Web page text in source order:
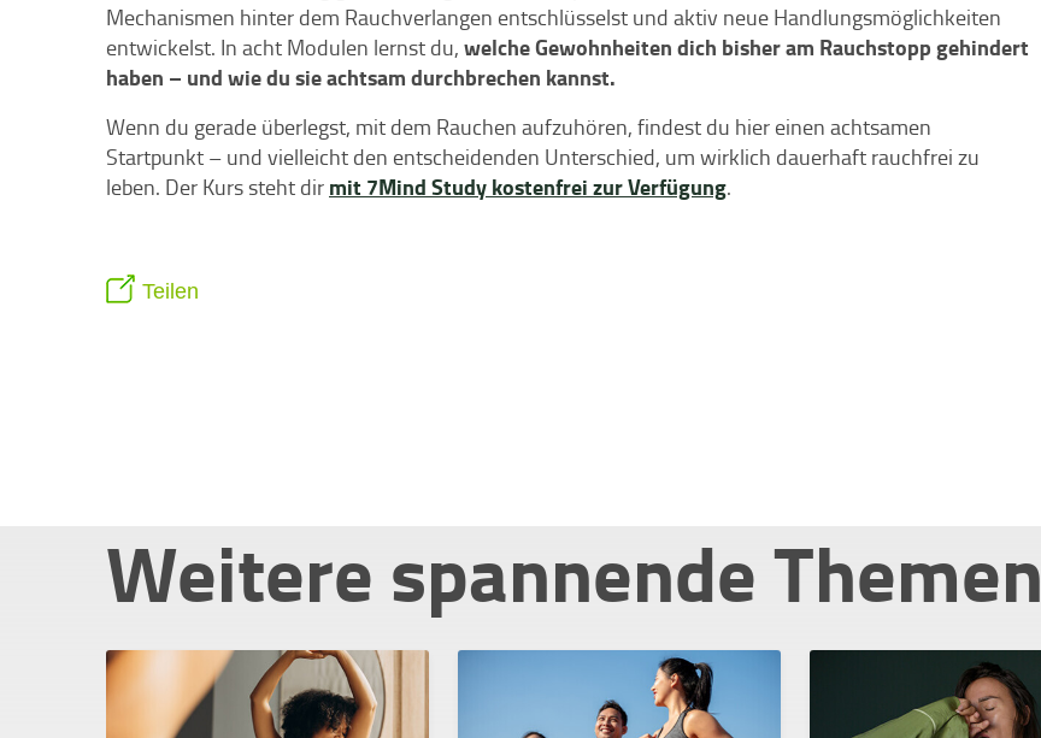
Mechanismen hinter dem Rauchverlangen entschlüsselst und aktiv neue Handlungsmöglichkeiten
entwickelst. In acht Modulen lernst du, welche Gewohnheiten dich bisher am Rauchstopp gehindert
haben – und wie du sie achtsam durchbrechen kannst.
Wenn du gerade überlegst, mit dem Rauchen aufzuhören, findest du hier einen achtsamen
Startpunkt – und vielleicht den entscheidenden Unterschied, um wirklich dauerhaft rauchfrei zu
leben. Der Kurs steht dir mit 7Mind Study kostenfrei zur Verfügung.
Teilen
Weitere spannende Themen